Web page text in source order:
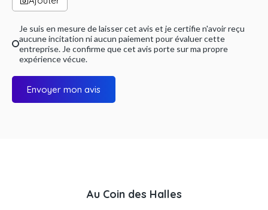
Je suis en mesure de laisser cet avis et je certifie n'avoir reçu
aucune incitation ni aucun paiement pour évaluer cette
entreprise. Je confirme que cet avis porte sur ma propre
expérience vécue.
Envoyer mon avis
Au Coin des Halles